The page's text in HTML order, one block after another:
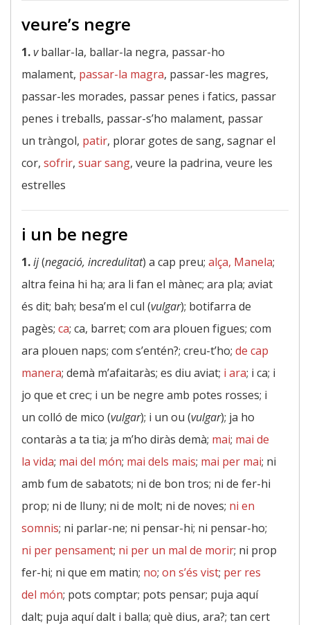
veure’s negre
1.vballar-la, ballar-la negra, passar-ho
malament, passar-la magra, passar-les magres,
passar-les morades, passar penes i fatics, passar
penes i treballs, passar-s’ho malament, passar
un tràngol, patir, plorar gotes de sang, sagnar el
cor, sofrir, suar sang, veure la padrina, veure les
estrelles
i un be negre
1.ij(negació, incredulitat) a cap preu; alça, Manela;
altra feina hi ha; ara li fan el mànec; ara pla; aviat
és dit; bah; besa’m el cul (vulgar); botifarra de
pagès; ca; ca, barret; com ara plouen figues; com
ara plouen naps; com s’entén?; creu-t’ho; de cap
manera; demà m’afaitaràs; es diu aviat; i ara; i ca; i
jo que et crec; i un be negre amb potes rosses; i
un colló de mico (vulgar); i un ou (vulgar); ja ho
contaràs a ta tia; ja m’ho diràs demà; mai; mai de
la vida; mai del món; mai dels mais; mai per mai; ni
amb fum de sabatots; ni de bon tros; ni de fer-hi
prop; ni de lluny; ni de molt; ni de noves; ni en
somnis; ni parlar-ne; ni pensar-hi; ni pensar-ho;
ni per pensament; ni per un mal de morir; ni prop
fer-hi; ni que em matin; no; on s’és vist; per res
del món; pots comptar; pots pensar; puja aquí
dalt; puja aquí dalt i balla; què dius, ara?; tan cert